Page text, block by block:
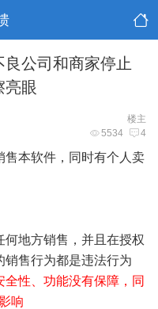
公司和商家停止
亮眼
楼主
5534 4
售本软件，同时有个人卖
地方销售，并且在授权
销售行为都是违法行为
性、功能没有保障，同
响